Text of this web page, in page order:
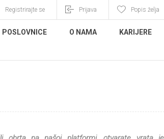
Registrirajte se Prijava Popis želja
POSLOVNICE O NAMA KARIJERE